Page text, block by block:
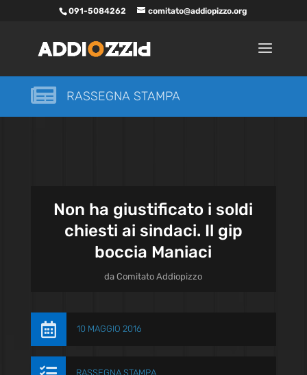
091-5084262 comitato@addiopizzo.org
 RASSEGNA STAMPA
Non ha giustificato i soldi
chiesti ai sindaci. Il gip
boccia Maniaci
daComitato Addiopizzo
 10 MAGGIO 2016
RASSEGNA STAMPA